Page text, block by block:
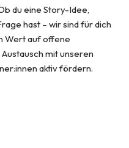
du eine Story-Idee,
hast – wir sind für dich
Wert auf offene
mit unseren
aktiv fördern.